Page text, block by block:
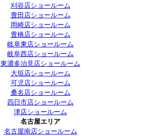
刈谷店ショールーム
豊田店ショールーム
岡崎店ショールーム
豊橋店ショールーム
岐阜東店ショールーム
岐阜西店ショールーム
東濃多治見店ショールーム
大垣店ショールーム
可児店ショールーム
桑名店ショールーム
四日市店ショールーム
津店ショールーム
名古屋エリア
名古屋南店ショールーム